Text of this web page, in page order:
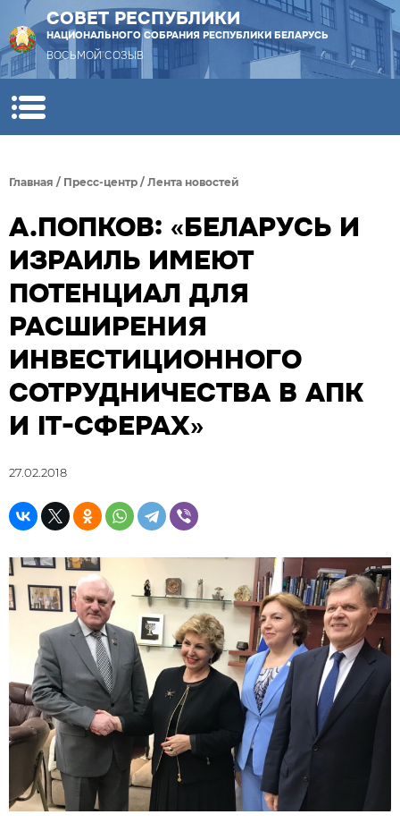
СОВЕТ РЕСПУБЛИКИ
НАЦИОНАЛЬНОГО СОБРАНИЯ РЕСПУБЛИКИ БЕЛАРУСЬ
ВОСЬМОЙ СОЗЫВ
Главная / Пресс-центр / Лента новостей
А.ПОПКОВ: «БЕЛАРУСЬ И
ИЗРАИЛЬ ИМЕЮТ
ПОТЕНЦИАЛ ДЛЯ
РАСШИРЕНИЯ
ИНВЕСТИЦИОННОГО
СОТРУДНИЧЕСТВА В АПК
И IT-СФЕРАХ»
27.02.2018